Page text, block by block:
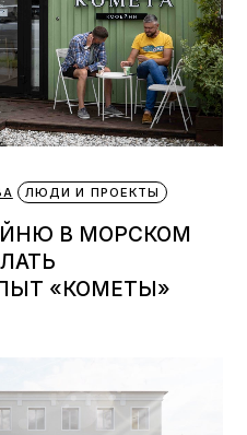
ЛЮДИ И ПРОЕКТЫ
В МОРСКОМ
«КОМЕТЫ»